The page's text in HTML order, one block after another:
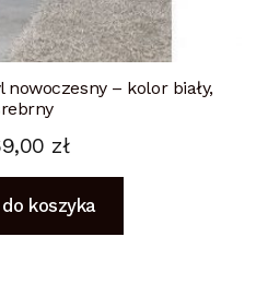
– kolor biały,
zł
do koszyka